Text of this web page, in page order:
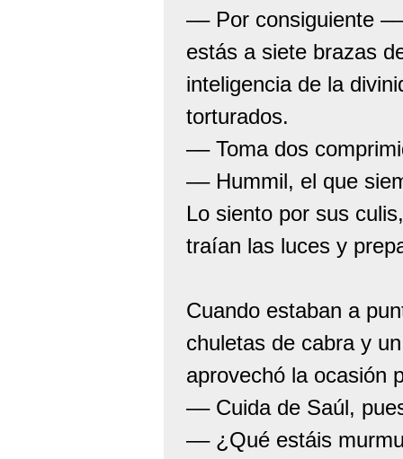
–– Por consiguiente
estás a siete brazas
inteligencia de la
torturados.
–– Toma dos
–– Hummil, el que
Lo siento por sus
traían las luces y
Cuando estaban a
chuletas de cabra y
aprovechó la ocasión
–– Cuida de Saúl,
–– ¿Qué estáis